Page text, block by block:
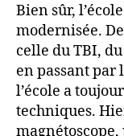
Bien sûr,
modernisée.
celle du TBI,
en passant par
l’école a
techniques.